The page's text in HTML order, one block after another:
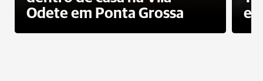
Odete em Ponta Grossa
e